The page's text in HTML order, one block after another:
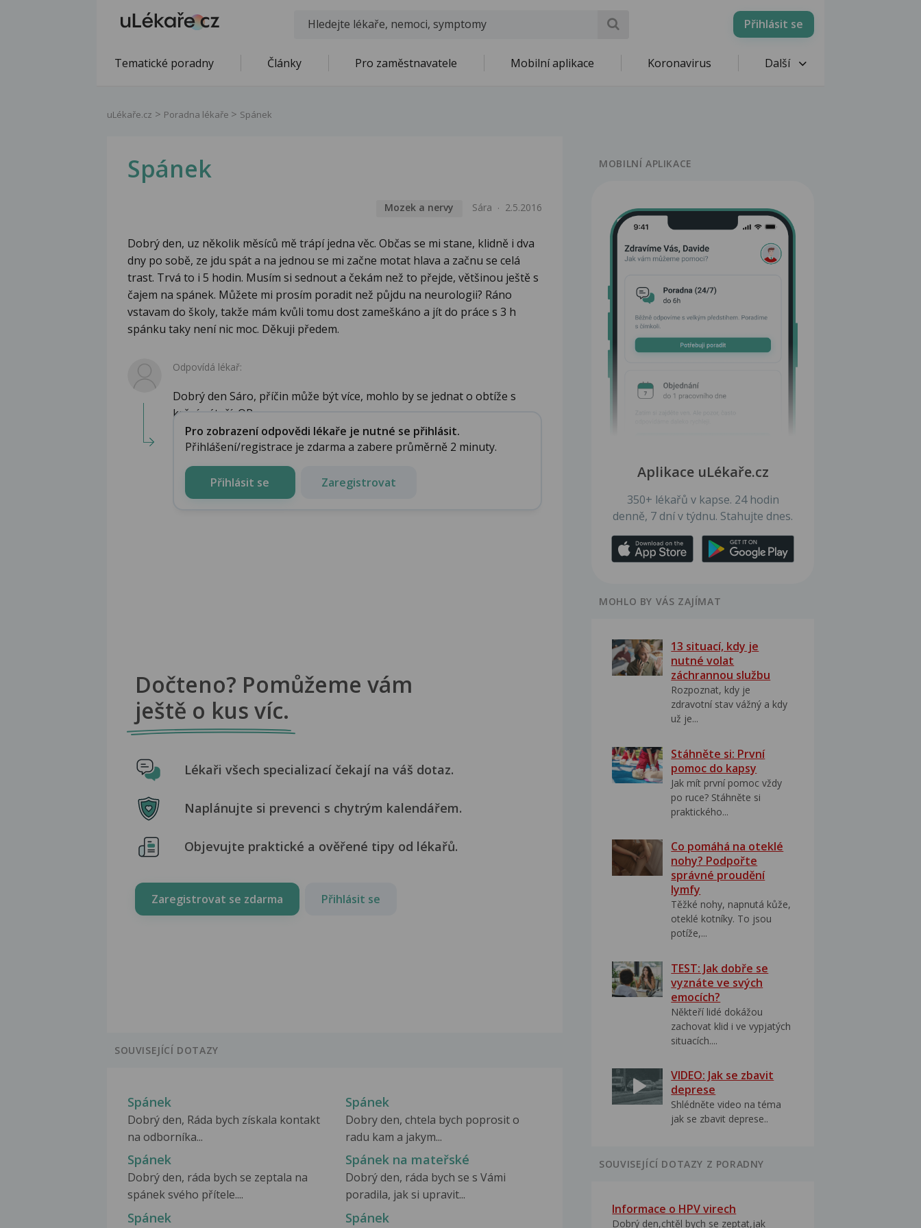
Přihlásit se
Tematické poradny Články Pro zaměstnavatele Mobilní aplikace Koronavirus Další
uLékaře.cz Poradna lékaře Spánek
Spánek
Mozek a nervy Sára 2.5.2016
Dobrý den, uz několik měsíců mě trápí jedna věc. Občas se mi stane, klidně i dva
dny po sobě, ze jdu spát a na jednou se mi začne motat hlava a začnu se celá
trast. Trvá to i 5 hodin. Musím si sednout a čekám než to přejde, většinou ještě s
čajem na spánek. Můžete mi prosím poradit než půjdu na neurologii? Ráno
vstavam do školy, takže mám kvůli tomu dost zameškáno a jít do práce s 3 h
spánku taky není nic moc. Děkuji předem.
Odpovídá lékař:
Dobrý den Sáro, příčin může být více, mohlo by se jednat o obtíže s
krční páteří, OR...
Pro zobrazení odpovědi lékaře je nutné se přihlásit.
Přihlášení/registrace je zdarma a zabere průměrně 2 minuty.
Přihlásit se Zaregistrovat
Dočteno? Pomůžeme vám
ještě o kus víc.
Lékaři všech specializací čekají na váš dotaz.
Naplánujte si prevenci s chytrým kalendářem.
Objevujte praktické a ověřené tipy od lékařů.
Zaregistrovat se zdarma Přihlásit se
SOUVISEJÍCÍ DOTAZY
Spánek
Dobrý den, Ráda bych získala kontakt
na odborníka...
Spánek
Dobry den, chtela bych poprosit o
radu kam a jakym...
Spánek
Dobrý den, ráda bych se zeptala na
spánek svého přítele....
Spánek na mateřské
Dobrý den, ráda bych se s Vámi
poradila, jak si upravit...
Spánek Spánek
MOBILNÍ APLIKACE
Aplikace uLékaře.cz
350+ lékařů v kapse. 24 hodin
denně, 7 dní v týdnu. Stahujte dnes.
MOHLO BY VÁS ZAJÍMAT
13 situací, kdy je
nutné volat
záchrannou službu
Rozpoznat, kdy je
zdravotní stav vážný a kdy
už je...
Stáhněte si: První
pomoc do kapsy
Jak mít první pomoc vždy
po ruce? Stáhněte si
praktického...
Co pomáhá na oteklé
nohy? Podpořte
správné proudění
lymfy
Těžké nohy, napnutá kůže,
oteklé kotníky. To jsou
potíže,...
TEST: Jak dobře se
vyznáte ve svých
emocích?
Někteří lidé dokážou
zachovat klid i ve vypjatých
situacích....
VIDEO: Jak se zbavit
deprese
Shlédněte video na téma
jak se zbavit deprese..
SOUVISEJÍCÍ DOTAZY Z PORADNY
Informace o HPV virech
Dobrý den,chtěl bych se zeptat,jak